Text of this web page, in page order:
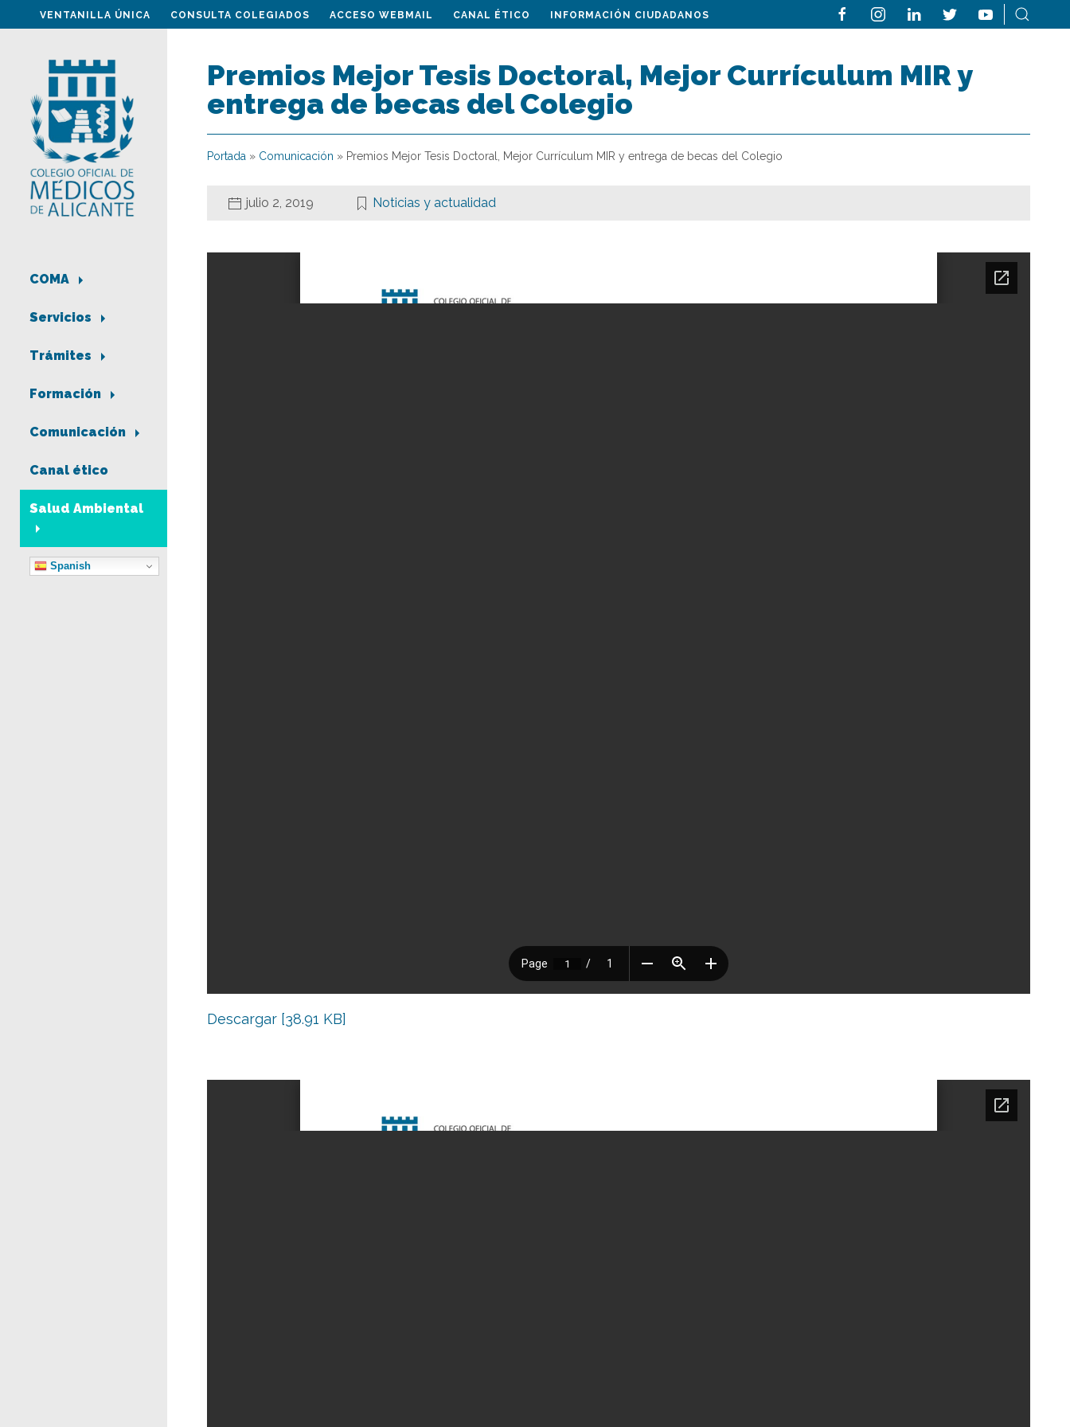
VENTANILLA ÚNICA CONSULTA COLEGIADOS ACCESO WEBMAIL CANAL ÉTICO INFORMACIÓN CIUDADANOS
COMA
Servicios
Trámites
Formación
Comunicación
Canal ético
Salud Ambiental
Spanish
Premios Mejor Tesis Doctoral, Mejor Currículum MIR y
entrega de becas del Colegio
Portada » Comunicación » Premios Mejor Tesis Doctoral, Mejor Currículum MIR y entrega de becas del Colegio
julio 2, 2019 Noticias y actualidad
Descargar [38.91 KB]